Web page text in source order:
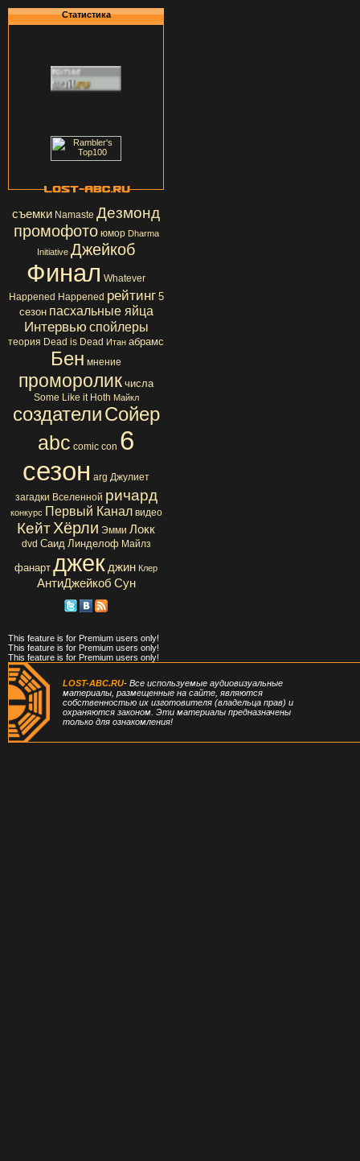
Статистика
съемки Namaste Дезмонд
промофото юмор Dharma
Initiative Джейкоб
Финал Whatever
Happened Happened рейтинг 5
сезон пасхальные яйца
Интервью спойлеры
теория Dead is Dead Итан абрамс
Бен мнение
проморолик числа
Some Like it Hoth Майкл
создателиСойер
abc comic con 6
сезон arg Джулиет
загадки Вселенной ричард
конкурс Первый Канал видео
КейтХёрли Эмми Локк
dvd Саид Линделоф Майлз
фанарт джек джин Клер
АнтиДжейкоб Сун
This feature is for Premium users only!
This feature is for Premium users only!
This feature is for Premium users only!
LOST-ABC.RU- Все используемые аудиовизуальные
материалы, размещенные на сайте, являются
собственностью их изготовителя (владельца прав) и
охраняются законом. Эти материалы предназначены
только для ознакомления!